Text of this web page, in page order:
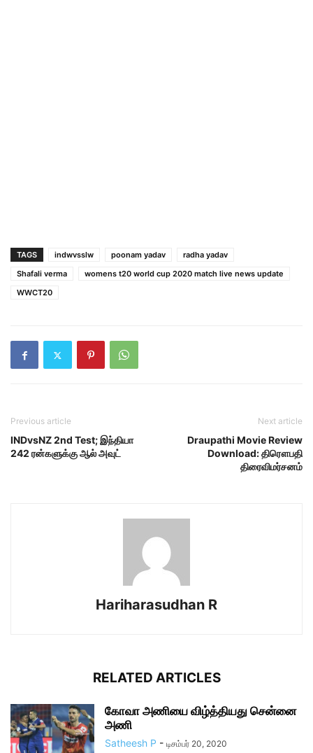
TAGS indwvsslw poonam yadav
radha yadav
Shafali verma
womens t20 world cup 2020 match live news update
WWCT20
Previous article
INDvsNZ 2nd Test; இந்தியா
242 ரன்களுக்கு ஆல் அவுட்
Next article
Draupathi Movie Review
Download: திரௌபதி
திரைவிமர்சனம்
Hariharasudhan R
RELATED ARTICLES
கோவா அணியை விழ்த்தியது சென்னை
அணி
Satheesh P - டிசம்பர் 20, 2020